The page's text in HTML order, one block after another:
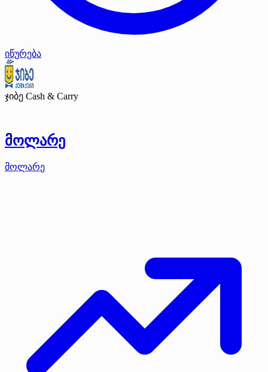
იწურება
ჯიბე Cash & Carry
მოლარე
მოლარე